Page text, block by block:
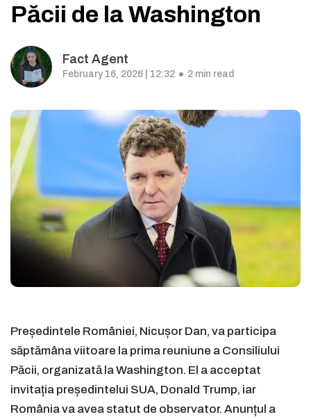
Păcii de la Washington
Fact Agent
February 16, 2026 | 12:32 2 min read
Președintele României, Nicușor Dan, va participa
săptămâna viitoare la prima reuniune a Consiliului
Păcii, organizată la Washington. El a acceptat
invitația președintelui SUA, Donald Trump, iar
România va avea statut de observator. Anunțul a